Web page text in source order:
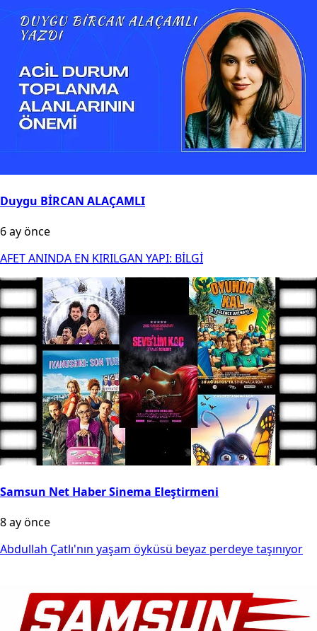
Duygu BİRCAN ALAÇAMLI
6 ay önce
AFET ANINDA EN KIRILGAN YAPI: BİLGİ
Samsun Net Haber Sinema Eleştirmeni
8 ay önce
Abdullah Çatlı'nın yaşam öyküsü beyaz perdeye taşınıyor